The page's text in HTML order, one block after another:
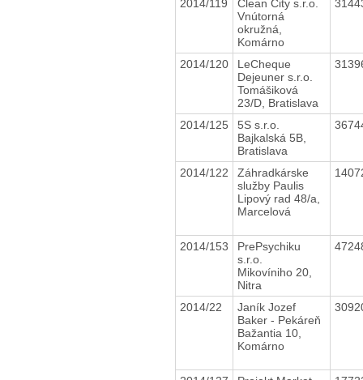
2014/119
Clean City s.r.o.
Vnútorná
okružná,
Komárno
2014/120
LeCheque
Dejeuner s.r.o.
Tomášiková
23/D, Bratislava
2014/125
5S s.r.o.
Bajkalská 5B,
Bratislava
2014/122
Záhradkárske
služby Paulis
Lipový rad 48/a,
Marcelová
2014/153
PrePsychiku
s.r.o.
Mikovíniho 20,
Nitra
2014/22
Janík Jozef
Baker - Pekáreň
Bažantia 10,
Komárno